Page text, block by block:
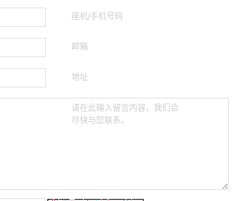
座机/手机号码
邮箱
地址
请在此输入留言内容，我们会
尽快与您联系。